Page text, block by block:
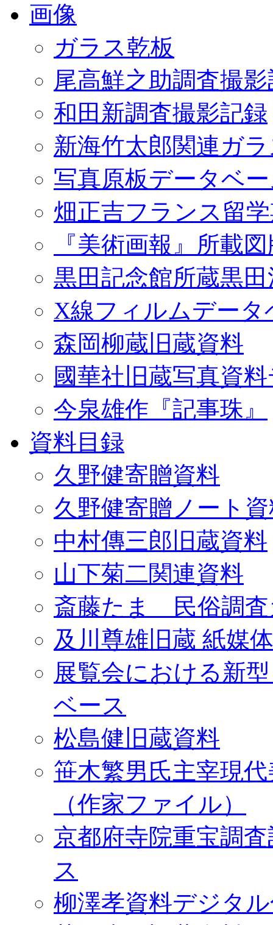
画像
ガラス乾板
尾高鮮之助調査撮
和田新調査撮影記録
新海竹太郎関連ガ
写真原板データベ
畑正吉フランス留
『美術画報』所載
黒田記念館所蔵黒
X線フィルムデータ
森岡柳蔵旧蔵資料
國華社旧蔵写真資
今泉雄作『記事珠』
資料目録
久野健寄贈資料
久野健寄贈ノート
中村傳三郎旧蔵資料
山下菊二関連資料
斎藤たま 民俗調査
及川尊雄旧蔵 紙媒
展覧会における新
ベース
松島健旧蔵資料
笹木繁男氏主宰現
（作家ファイル）
京都府寺院重宝調
ス
柳澤孝資料デジタ